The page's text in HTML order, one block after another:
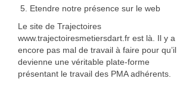
Etendre notre présence sur le web
Le site de Trajectoires
www.trajectoiresmetiersdart.fr est là. Il y a
encore pas mal de travail à faire pour qu’il
devienne une véritable plate-forme
présentant le travail des PMA adhérents.